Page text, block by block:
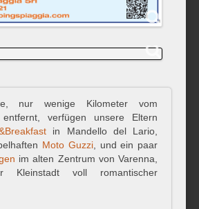
nur wenige Kilometer vom
entfernt, verfügen unsere Eltern
in Mandello del Lario,
Moto Guzzi, und ein paar
im alten Zentrum von Varenna,
Kleinstadt voll romantischer